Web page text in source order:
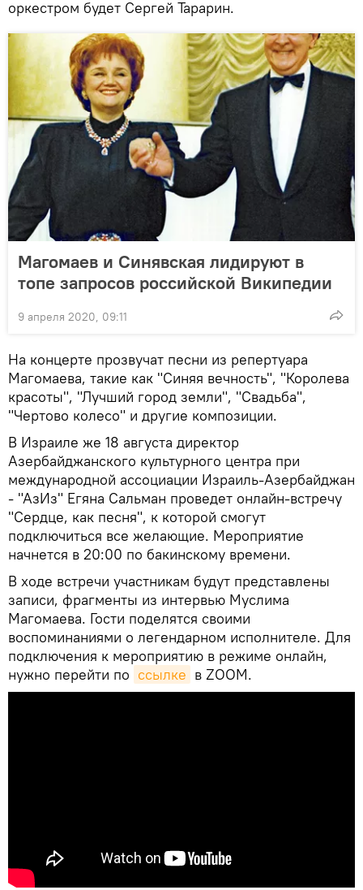
оркестром будет Сергей Тарарин.
Магомаев и Синявская лидируют в
топе запросов российской Википедии
9 апреля 2020, 09:11
На концерте прозвучат песни из репертуара
Магомаева, такие как "Синяя вечность", "Королева
красоты", "Лучший город земли", "Свадьба",
"Чертово колесо" и другие композиции.
В Израиле же 18 августа директор
Азербайджанского культурного центра при
международной ассоциации Израиль-Азербайджан
- "АзИз" Егяна Сальман проведет онлайн-встречу
"Сердце, как песня", к которой смогут
подключиться все желающие. Мероприятие
начнется в 20:00 по бакинскому времени.
В ходе встречи участникам будут представлены
записи, фрагменты из интервью Муслима
Магомаева. Гости поделятся своими
воспоминаниями о легендарном исполнителе. Для
подключения к мероприятию в режиме онлайн,
нужно перейти по ссылке в ZOOM.